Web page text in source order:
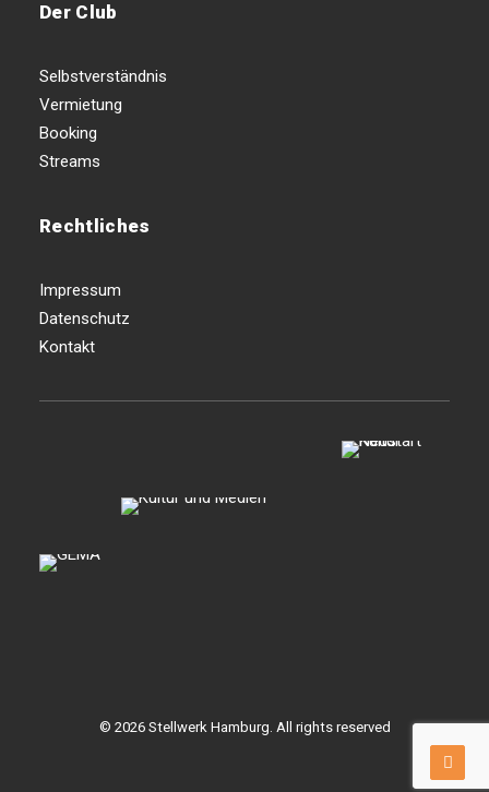
Der Club
Selbstverständnis
Vermietung
Booking
Streams
Rechtliches
Impressum
Datenschutz
Kontakt
© 2026 Stellwerk Hamburg. All rights reserved